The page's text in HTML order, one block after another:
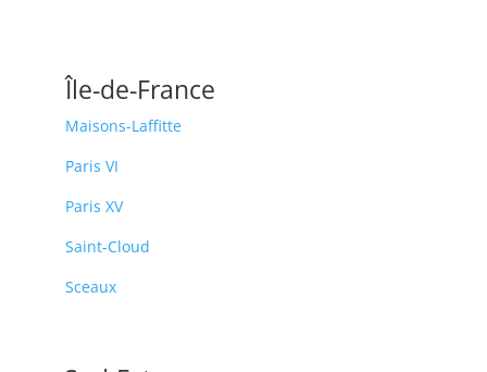
Île-de-France
Maisons-Laffitte
Paris VI
Paris XV
Saint-Cloud
Sceaux